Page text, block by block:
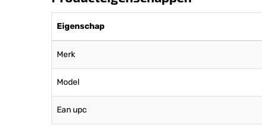
Eigenschap
Merk
Model
Ean upc